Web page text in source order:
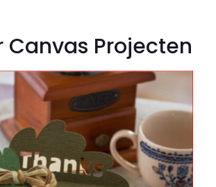
Canvas Projecten